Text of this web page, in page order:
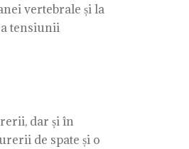
vertebrale și la
tensiunii
dar și în
de spate și o